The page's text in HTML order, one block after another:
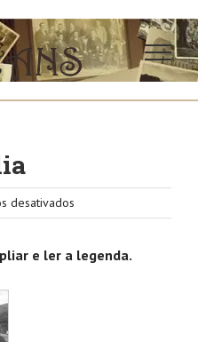
desativados
Rua
Otília
e ler a legenda.